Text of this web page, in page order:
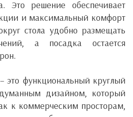
Это решение обеспечивает
и максимальный комфорт
стола удобно размещать
а посадка остается
это функциональный круглый
дизайном, который
к коммерческим просторам,